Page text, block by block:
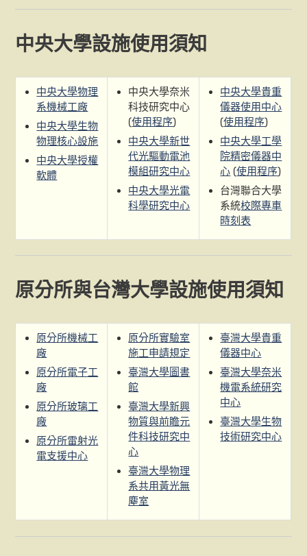
中央大學設施使用須知
中央大學物理
系機械工廠
中央大學生物
物理核心設施
中央大學授權
軟體
中央大學奈米
科技研究中心
(使用程序)
中央大學新世
代光驅動電池
模組研究中心
中央大學光電
科學研究中心
中央大學貴重
儀器使用中心
(使用程序)
中央大學工學
院精密儀器中
心 (使用程序)
台灣聯合大學
系統校際專車
時刻表
原分所與台灣大學設施使用須知
原分所機械工
廠
原分所電子工
廠
原分所玻璃工
廠
原分所雷射光
電支援中心
原分所實驗室
施工申請規定
臺灣大學圖書
館
臺灣大學新興
物質與前瞻元
件科技研究中
心
臺灣大學物理
系共用黃光無
塵室
臺灣大學貴重
儀器中心
臺灣大學奈米
機電系統研究
中心
臺灣大學生物
技術研究中心